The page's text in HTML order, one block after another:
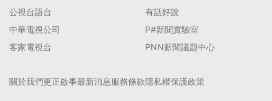
公視台語台
中華電視公司
客家電視台
有話好說
P#新聞實驗室
PNN新聞議題中心
關於我們更正啟事最新消息服務條款隱私權保護政策